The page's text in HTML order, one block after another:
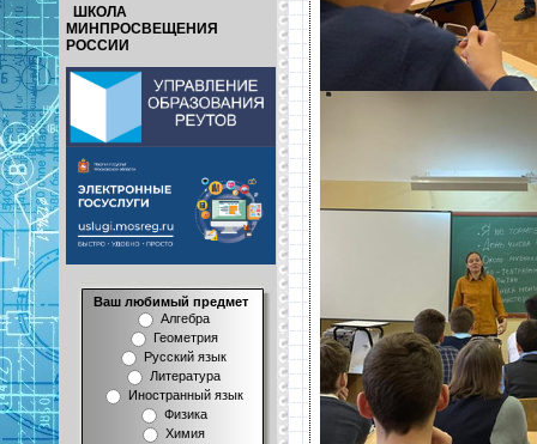
ШКОЛА
МИНПРОСВЕЩЕНИЯ
РОССИИ
Ваш любимый предмет
Алгебра
Геометрия
Русский язык
Литература
Иностранный язык
Физика
Химия